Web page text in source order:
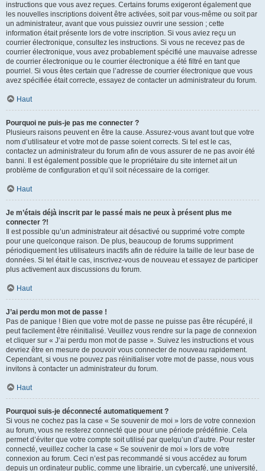
instructions que vous avez reçues. Certains forums exigeront également que
les nouvelles inscriptions doivent être activées, soit par vous-même ou soit par
un administrateur, avant que vous puissiez ouvrir une session ; cette
information était présente lors de votre inscription. Si vous aviez reçu un
courrier électronique, consultez les instructions. Si vous ne recevez pas de
courrier électronique, vous avez probablement spécifié une mauvaise adresse
de courrier électronique ou le courrier électronique a été filtré en tant que
pourriel. Si vous êtes certain que l’adresse de courrier électronique que vous
avez spécifiée était correcte, essayez de contacter un administrateur du forum.
Haut
Pourquoi ne puis-je pas me connecter ?
Plusieurs raisons peuvent en être la cause. Assurez-vous avant tout que votre
nom d’utilisateur et votre mot de passe soient corrects. Si tel est le cas,
contactez un administrateur du forum afin de vous assurer de ne pas avoir été
banni. Il est également possible que le propriétaire du site internet ait un
problème de configuration et qu’il soit nécessaire de la corriger.
Haut
Je m’étais déjà inscrit par le passé mais ne peux à présent plus me
connecter ?!
Il est possible qu’un administrateur ait désactivé ou supprimé votre compte
pour une quelconque raison. De plus, beaucoup de forums suppriment
périodiquement les utilisateurs inactifs afin de réduire la taille de leur base de
données. Si tel était le cas, inscrivez-vous de nouveau et essayez de participer
plus activement aux discussions du forum.
Haut
J’ai perdu mon mot de passe !
Pas de panique ! Bien que votre mot de passe ne puisse pas être récupéré, il
peut facilement être réinitialisé. Veuillez vous rendre sur la page de connexion
et cliquer sur « J’ai perdu mon mot de passe ». Suivez les instructions et vous
devriez être en mesure de pouvoir vous connecter de nouveau rapidement.
Cependant, si vous ne pouvez pas réinitialiser votre mot de passe, nous vous
invitons à contacter un administrateur du forum.
Haut
Pourquoi suis-je déconnecté automatiquement ?
Si vous ne cochez pas la case « Se souvenir de moi » lors de votre connexion
au forum, vous ne resterez connecté que pour une période prédéfinie. Cela
permet d’éviter que votre compte soit utilisé par quelqu’un d’autre. Pour rester
connecté, veuillez cocher la case « Se souvenir de moi » lors de votre
connexion au forum. Ceci n’est pas recommandé si vous accédez au forum
depuis un ordinateur public, comme une librairie, un cybercafé, une université,